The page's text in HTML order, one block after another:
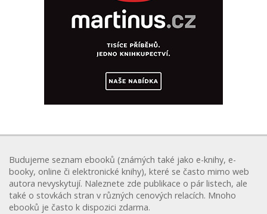
Budujeme seznam ebooků (známých také jako e-knihy, e-
booky, online či elektronické knihy), které se často mimo web
autora nevyskytují. Naleznete zde publikace o pár listech, ale
také o stovkách stran v různých cenových relacích. Mnoho
ebooků je často k dispozici zdarma.